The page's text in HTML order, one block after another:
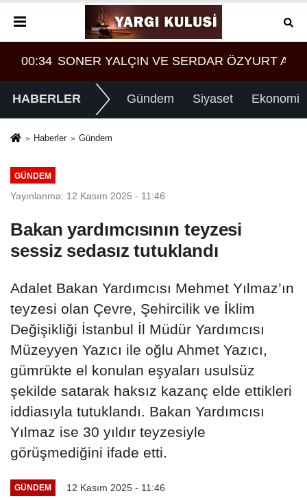
ARASINDA YEMEK MASASI MI PR ANLAŞMASI
08:28 Tasarruf finansman şirketlerine sınırlama
HABERLER Gündem Siyaset Ekonomi
Haberler Gündem
GÜNDEM
Yayınlanma: 12 Kasım 2025 - 11:46
Bakan yardımcısının teyzesi
sessiz sedasız tutuklandı
Adalet Bakan Yardımcısı Mehmet Yılmaz’ın
teyzesi olan Çevre, Şehircilik ve İklim
Değişikliği İstanbul İl Müdür Yardımcısı
Müzeyyen Yazıcı ile oğlu Ahmet Yazıcı,
gümrükte el konulan eşyaları usulsüz
şekilde satarak haksız kazanç elde ettikleri
iddiasıyla tutuklandı. Bakan Yardımcısı
Yılmaz ise 30 yıldır teyzesiyle
görüşmediğini ifade etti.
GÜNDEM 12 Kasım 2025 - 11:46